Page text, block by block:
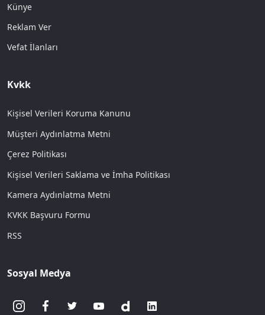
Künye
Reklam Ver
Vefat İlanları
Kvkk
Kişisel Verileri Koruma Kanunu
Müşteri Aydınlatma Metni
Çerez Politikası
Kişisel Verileri Saklama ve İmha Politikası
Kamera Aydınlatma Metni
KVKK Başvuru Formu
RSS
Sosyal Medya